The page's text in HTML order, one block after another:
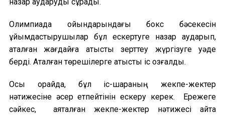
Олимпиада ойындарындағы бокс бәсекесін
ұйымдастырушылар бұл ескертуге назар аударып,
аталған жағдайға қатысты зерттеу жүргізуге уәде
берді. Аталған төрешілерге қатысты іс қозғалды.
Осы орайда, бұл іс-шараның жекпе-жектер
нәтижесіне әсер етпейтінін ескеру керек. Ережеге
сәйкес, аяқталған жекпе-жектер нәтижесі қайта